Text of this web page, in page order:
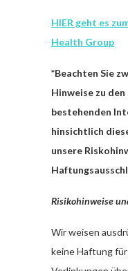
HIER geht es
Health Group
*Beachten Sie
Hinweise zu
bestehenden
hinsichtlich
unsere
Risikohinweise
Wir weisen
keine Haftung